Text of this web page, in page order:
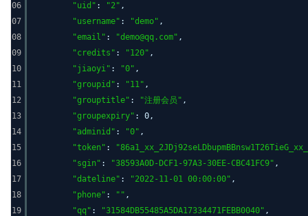
06
07
08
09
10
11
12
13
14
15
16
17
18
19
"uid" : "2" ,
"username" : "demo" ,
"email" : "demo@qq.com" ,
"credits" : "120" ,
"jiaoyi" : "0" ,
"groupid" : "11" ,
"grouptitle" : "注册会员" ,
"groupexpiry" : 0,
"adminid" : "0" ,
"token" :
"sgin" : "38593A0D-DCF1-97A3-30EE-CBC41FC9" ,
"dateline" : "2022-11-01 00:00:00" ,
"phone" : "" ,
"qq" : "31584DB55485A5DA17334471FEBB0040" ,